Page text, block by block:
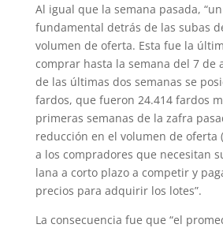
Al igual que la semana pasada,
fundamental detrás de las subas
volumen de oferta. Esta fue la
comprar hasta la semana del 7 de
de las últimas dos semanas se
fardos, que fueron 24.414 fardos
primeras semanas de la zafra
reducción en el volumen de oferta
a los compradores que necesitan
lana a corto plazo a competir y
precios para adquirir los lotes”.
La consecuencia fue que “el